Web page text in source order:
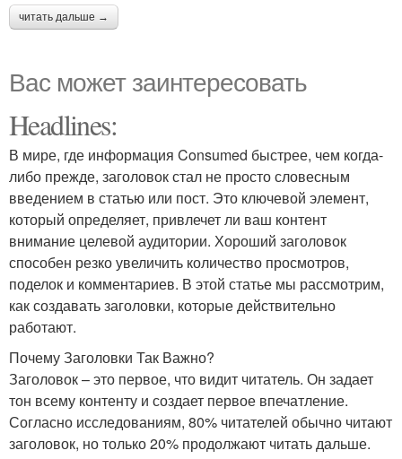
читать дальше →
Вас может заинтересовать
Headlines:
В мире, где информация Consumed быстрее, чем когда-
либо прежде, заголовок стал не просто словесным
введением в статью или пост. Это ключевой элемент,
который определяет, привлечет ли ваш контент
внимание целевой аудитории. Хороший заголовок
способен резко увеличить количество просмотров,
поделок и комментариев. В этой статье мы рассмотрим,
как создавать заголовки, которые действительно
работают.
Почему Заголовки Так Важно?
Заголовок – это первое, что видит читатель. Он задает
тон всему контенту и создает первое впечатление.
Согласно исследованиям, 80% читателей обычно читают
заголовок, но только 20% продолжают читать дальше.